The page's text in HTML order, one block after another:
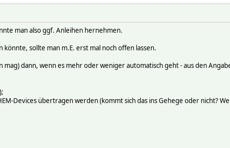
man also ggf. Anleihen hernehmen.
sollte man m.E. erst mal noch offen lassen.
dann, wenn es mehr oder weniger automatisch geht - aus den
Devices übertragen werden (kommt sich das ins Gehege oder nicht?